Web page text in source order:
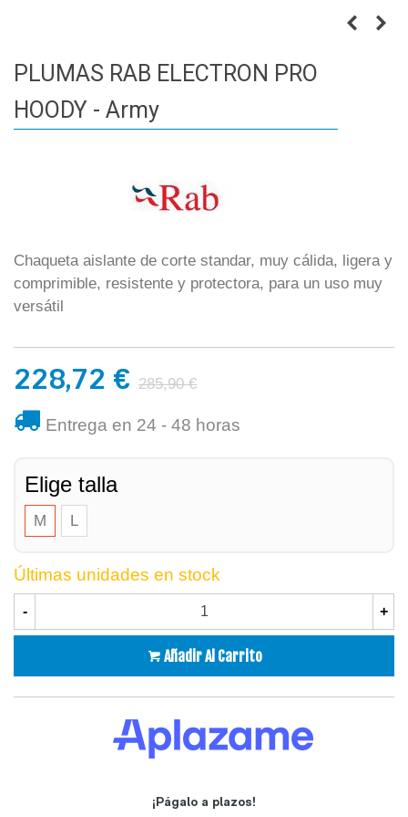
PLUMAS RAB ELECTRON PRO
HOODY - Army
Chaqueta aislante de corte standar, muy cálida, ligera y
comprimible, resistente y protectora, para un uso muy
versátil
228,72 € 285,90 €
Entrega en 24 - 48 horas
Elige talla
M L
Últimas unidades en stock
- +
Añadir Al Carrito